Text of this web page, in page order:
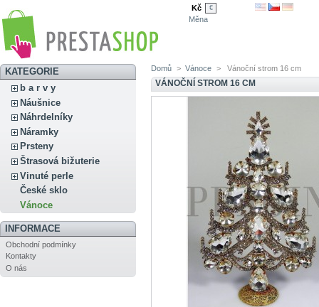
Kč €
Měna
KATEGORIE
b a r v y
Náušnice
Náhrdelníky
Náramky
Prsteny
Štrasová bižuterie
Vinuté perle
České sklo
Vánoce
INFORMACE
Obchodní podmínky
Kontakty
O nás
Domů > Vánoce > Vánoční strom 16 cm
VÁNOČNÍ STROM 16 CM